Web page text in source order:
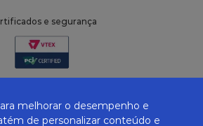
e segurança
melhorar o desempenho e
de personalizar conteúdo e